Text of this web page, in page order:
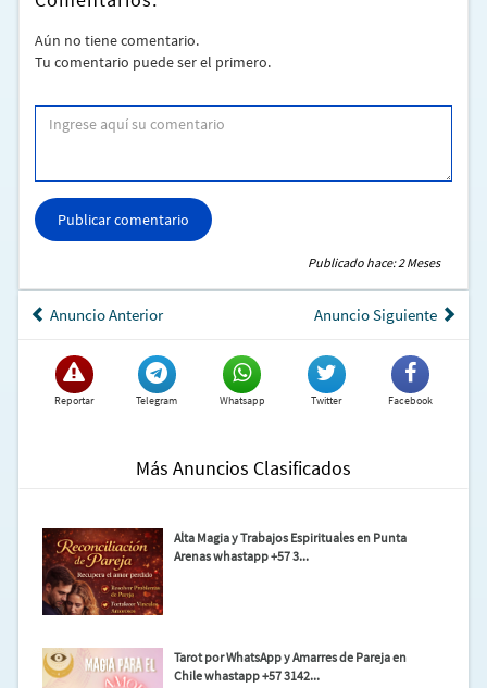
Aún no tiene comentario.
Tu comentario puede ser el primero.
Publicar comentario
Publicado hace: 2 Meses
Anuncio Anterior Anuncio Siguiente
Reportar Telegram Whatsapp Twitter Facebook
Más Anuncios Clasificados
Alta Magia y Trabajos Espirituales en Punta
Arenas whastapp +57 3...
Tarot por WhatsApp y Amarres de Pareja en
Chile whastapp +57 3142...